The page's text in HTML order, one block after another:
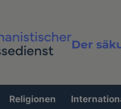
Der
Religionen